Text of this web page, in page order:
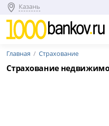
Казань
Главная Страхование
Страхование